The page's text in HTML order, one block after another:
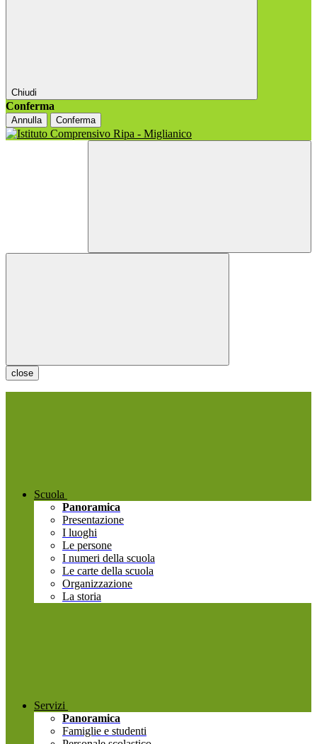
Chiudi
Conferma
Annulla Conferma
close
Scuola
Panoramica
Presentazione
I luoghi
Le persone
I numeri della scuola
Le carte della scuola
Organizzazione
La storia
Servizi
Panoramica
Famiglie e studenti